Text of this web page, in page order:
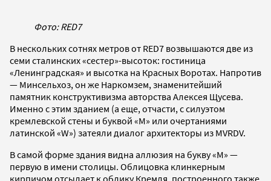
Фото: RED7
В нескольких сотнях метров от RED7 возвышаются две из
семи сталинских «сестер»-высоток: гостиница
«Ленинградская» и высотка на Красных Воротах. Напротив
— Минсельхоз, он же Наркомзем, знаменитейший
памятник конструктивизма авторства Алексея Щусева.
Именно с этим зданием (а еще, отчасти, с силуэтом
кремлевской стены и буквой «М» или очертаниями
латинской «W») затеяли диалог архитекторы из MVRDV.
В самой форме здания видна аллюзия на букву «М» —
первую в имени столицы. Облицовка клинкерным